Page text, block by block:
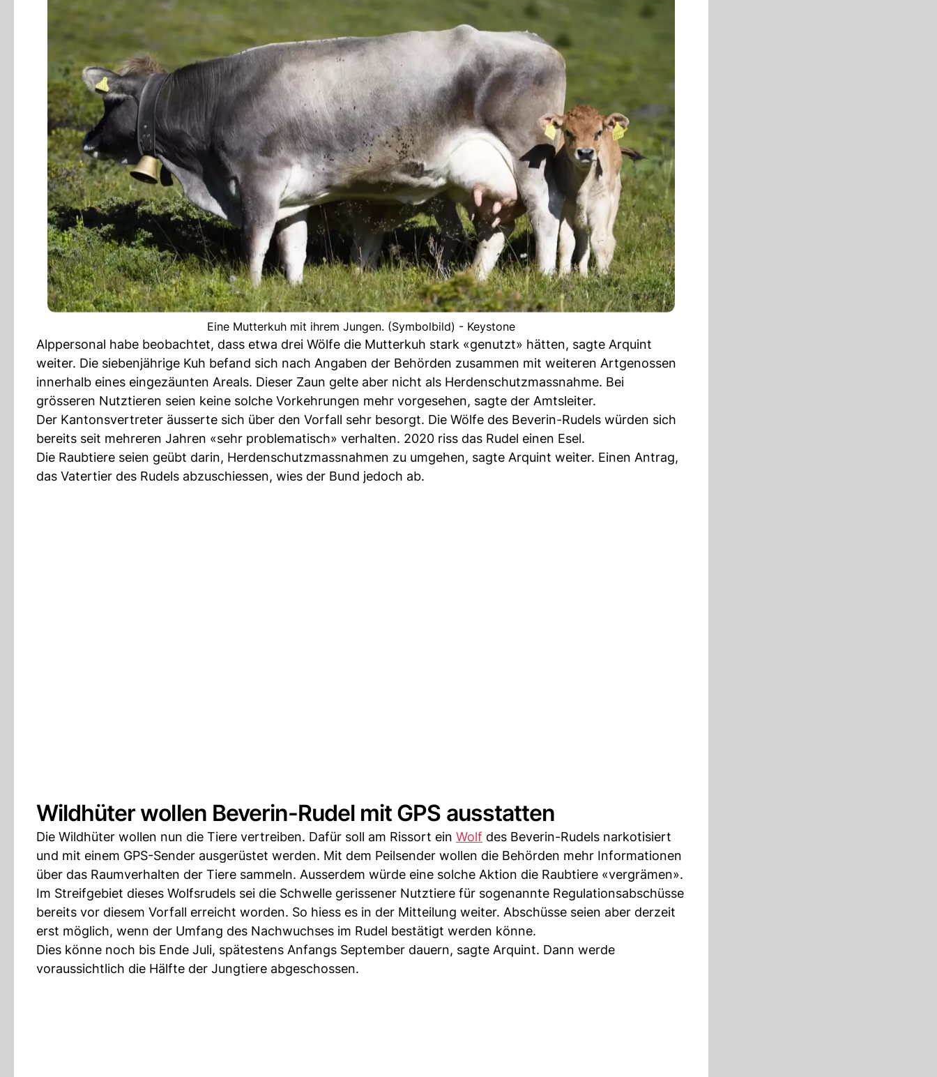
Eine Mutterkuh mit ihrem Jungen. (Symbolbild) - Keystone
Alppersonal habe beobachtet, dass etwa drei Wölfe die Mutterkuh stark «genutzt» hätten, sagte Arquint
weiter. Die siebenjährige Kuh befand sich nach Angaben der Behörden zusammen mit weiteren Artgenossen
innerhalb eines eingezäunten Areals. Dieser Zaun gelte aber nicht als Herdenschutzmassnahme. Bei
grösseren Nutztieren seien keine solche Vorkehrungen mehr vorgesehen, sagte der Amtsleiter.
Der Kantonsvertreter äusserte sich über den Vorfall sehr besorgt. Die Wölfe des Beverin-Rudels würden sich
bereits seit mehreren Jahren «sehr problematisch» verhalten. 2020 riss das Rudel einen Esel.
Die Raubtiere seien geübt darin, Herdenschutzmassnahmen zu umgehen, sagte Arquint weiter. Einen Antrag,
das Vatertier des Rudels abzuschiessen, wies der Bund jedoch ab.
Wildhüter wollen Beverin-Rudel mit GPS ausstatten
Die Wildhüter wollen nun die Tiere vertreiben. Dafür soll am Rissort ein Wolf des Beverin-Rudels narkotisiert
und mit einem GPS-Sender ausgerüstet werden. Mit dem Peilsender wollen die Behörden mehr Informationen
über das Raumverhalten der Tiere sammeln. Ausserdem würde eine solche Aktion die Raubtiere «vergrämen».
Im Streifgebiet dieses Wolfsrudels sei die Schwelle gerissener Nutztiere für sogenannte Regulationsabschüsse
bereits vor diesem Vorfall erreicht worden. So hiess es in der Mitteilung weiter. Abschüsse seien aber derzeit
erst möglich, wenn der Umfang des Nachwuchses im Rudel bestätigt werden könne.
Dies könne noch bis Ende Juli, spätestens Anfangs September dauern, sagte Arquint. Dann werde
voraussichtlich die Hälfte der Jungtiere abgeschossen.